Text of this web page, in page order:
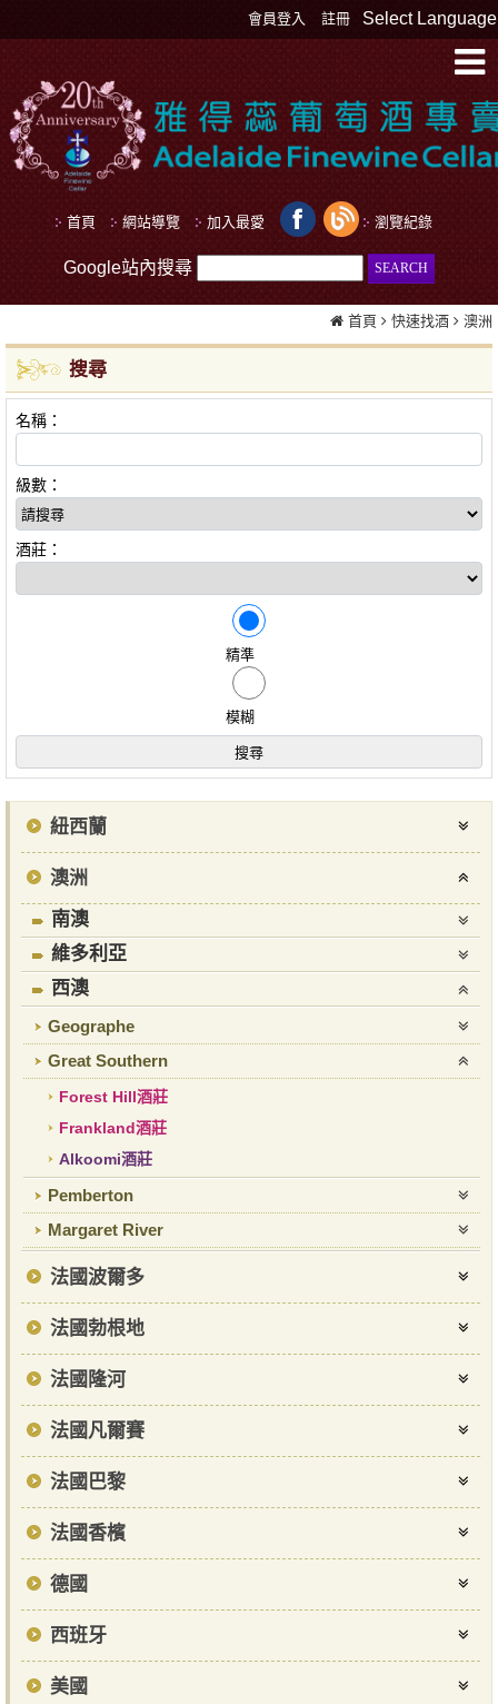
Select Language
會員登入 註冊
首頁 網站導覽 加入最愛 瀏覽紀錄
Google站內搜尋
首頁 快速找酒 澳洲
搜尋
名稱：
級數：
酒莊：
精準
模糊
紐西蘭
澳洲
南澳
維多利亞
西澳
Geographe
Great Southern
Forest Hill酒莊
Frankland酒莊
Alkoomi酒莊
Pemberton
Margaret River
法國波爾多
法國勃根地
法國隆河
法國凡爾賽
法國巴黎
法國香檳
德國
西班牙
美國